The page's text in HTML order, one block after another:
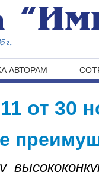
г.
АВТОРАМ
от 30